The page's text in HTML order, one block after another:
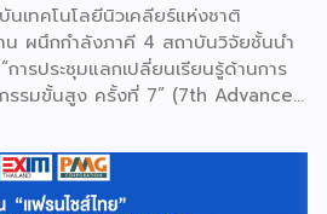
เทคโนโลยีนิวเคลียร์แห่งชาติ
ผนึกกำลังภาคี 4 สถาบันวิจัยชั้นนำ
การประชุมแลกเปลี่ยนเรียนรู้ด้านการ
รรมขั้นสูง ครั้งที่ 7” (7th Advanced
เคลียร์แห่งชาติ (องค์การมหาชน) หรือ
หลัก ณ สำนักงาน สทน. องครักษ์ เพื่อ
วิจัยไทยในการยกระดับเครื่องมือ